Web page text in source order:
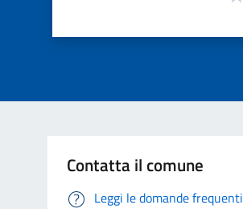
Contatta il comune
Leggi le domande frequenti